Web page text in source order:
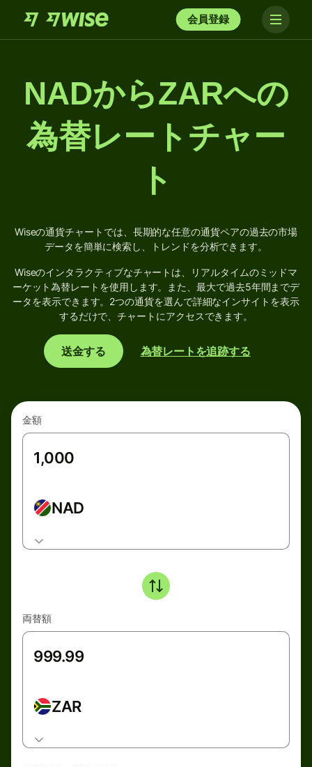
会員登録
NADからZARへの
為替レートチャー
ト
Wiseの通貨チャートでは、長期的な任意の通貨ペアの過去の市場
データを簡単に検索し、トレンドを分析できます。
Wiseのインタラクティブなチャートは、リアルタイムのミッドマ
ーケット為替レートを使用します。また、最大で過去5年間までデ
ータを表示できます。2つの通貨を選んで詳細なインサイトを表示
するだけで、チャートにアクセスできます。
送金する 為替レートを追跡する
金額
NAD
両替額
ZAR